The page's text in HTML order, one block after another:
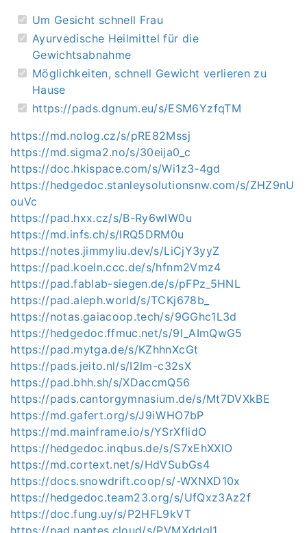
Um Gesicht schnell Frau
Ayurvedische Heilmittel für die
Gewichtsabnahme
Möglichkeiten, schnell Gewicht verlieren zu
Hause
https://pads.dgnum.eu/s/ESM6YzfqTM
https://md.nolog.cz/s/pRE82Mssj
https://md.sigma2.no/s/30eija0_c
https://doc.hkispace.com/s/Wi1z3-4gd
https://hedgedoc.stanleysolutionsnw.com/s/ZHZ9nU
ouVc
https://pad.hxx.cz/s/B-Ry6wlW0u
https://md.infs.ch/s/lRQ5DRM0u
https://notes.jimmyliu.dev/s/LiCjY3yyZ
https://pad.koeln.ccc.de/s/hfnm2Vmz4
https://pad.fablab-siegen.de/s/pFPz_5HNL
https://pad.aleph.world/s/TCKj678b_
https://notas.gaiacoop.tech/s/9GGhc1L3d
https://hedgedoc.ffmuc.net/s/9l_AImQwG5
https://pad.mytga.de/s/KZhhnXcGt
https://pads.jeito.nl/s/I2lm-c32sX
https://pad.bhh.sh/s/XDaccmQ56
https://pads.cantorgymnasium.de/s/Mt7DVXkBE
https://md.gafert.org/s/J9iWHO7bP
https://md.mainframe.io/s/YSrXfIidO
https://hedgedoc.inqbus.de/s/S7xEhXXlO
https://md.cortext.net/s/HdVSubGs4
https://docs.snowdrift.coop/s/-WXNXD10x
https://hedgedoc.team23.org/s/UfQxz3Az2f
https://doc.fung.uy/s/P2HFL9kVT
https://pad.nantes.cloud/s/PVMXddgl1